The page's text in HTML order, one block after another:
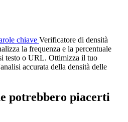
chiave Verificatore di densità
la frequenza e la percentuale
testo o URL. Ottimizza il tuo
accurata della densità delle
potrebbero piacerti